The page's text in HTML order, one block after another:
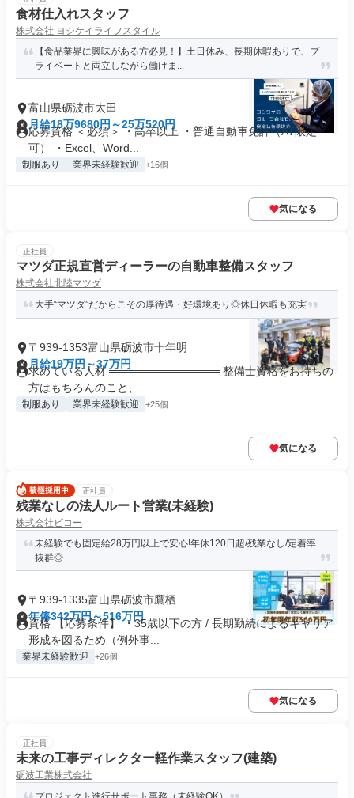
食材仕入れスタッフ
株式会社 ヨシケイライフスタイル
【食品業界に興味がある方必見！】土日休み、長期休暇ありで、プ
ライベートと両立しながら働けま...
富山県砺波市太田
月給18万9680円～25万520円
応募資格 ＜必須＞ ・高卒以上 ・普通自動車免許（AT限定
可） ・Excel、Word...
制服あり 業界未経験歓迎 +16個
気になる
正社員
マツダ正規直営ディーラーの自動車整備スタッフ
株式会社北陸マツダ
大手“マツダ”だからこその厚待遇・好環境あり◎休日休暇も充実
〒939-1353富山県砺波市十年明
月給19万円～37万円
求めている人材 ══════════════ 整備士資格をお持ちの
方はもちろんのこと、...
制服あり 業界未経験歓迎 +25個
気になる
正社員
残業なしの法人ルート営業(未経験)
株式会社ビコー
未経験でも固定給28万円以上で安心!年休120日超/残業なし/定着率
抜群◎
〒939-1335富山県砺波市鷹栖
年俸342万円～516万円
資格 【応募条件】 ・35歳以下の方 / 長期勤続によるキャリア
形成を図るため（例外事...
業界未経験歓迎 +26個
気になる
正社員
未来の工事ディレクター軽作業スタッフ(建築)
砺波工業株式会社